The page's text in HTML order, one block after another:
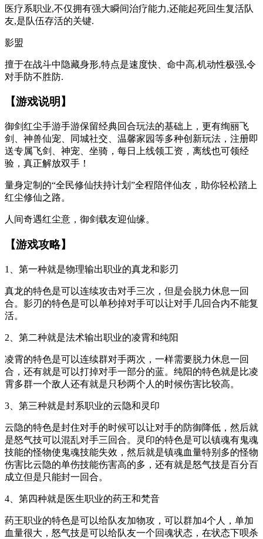
医疗系职业,不仅拥有强大瞬间治疗能力,还能起死回生复活队
友,是队伍存活的关键.
影盟
擅于在战斗中隐藏身形,特点是速度快、命中高,机动性极强,令
对手防不胜防.
【游戏说明】
御剑红尘手游手游保留经典回合玩法的基础上，更有绚丽飞
剑、神兽仙宠、同城社交、温馨家园等多种创新玩法，注册即
送专属飞剑、神宠、坐骑，每日上线领工资，离线也可领经
验，真正解放双手！
量身定制的“全民修仙扶持计划”全程陪伴仙友，助你轻松踏上
红尘修仙之路。
人间奇遇红尘意，御剑载友迎仙缘。
【游戏攻略】
1、第一种就是物理输出职业的真龙和影刃
真龙的特色是可以连续攻击对手三次，但是会脱力休息一回
合。影刃的特色是可以单秒掉对手可以让对手几回合内不能复
活。
2、第二种就是法术输出职业的凌霄和纯阳
凌霄的特色是可以连续群对手两次，一样需要脱力休息一回
合，还有就是可以打掉对手一部分的蓝。纯阳的特色就是比凌
霄多群一个敌人还有就是只秒两个人的时候伤害比较高。
3、第三种就是封系职业的云隐和灵印
云隐的特色是封住对手的时候可以让对手的防御降低，然后就
是怒气技可以混乱对手三回合。灵印的特色是可以镇魂有鬼魂
技能的怪物使鬼魂技能失效，然后就是镇魂血量特别多的怪物
伤害比云隐的单伤技能伤害高的多，还有就是怒气技是百分百
成立但是只能封一回合。
4、第四种就是医生职业的药王和梵音
药王职业的特色是可以给队友加物攻，可以群加4个人，单加
血量很大，怒气技是可以给队友一个回魂状态，在状态下呗杀